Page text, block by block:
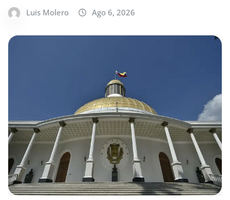
Luis Molero Ago 6, 2026